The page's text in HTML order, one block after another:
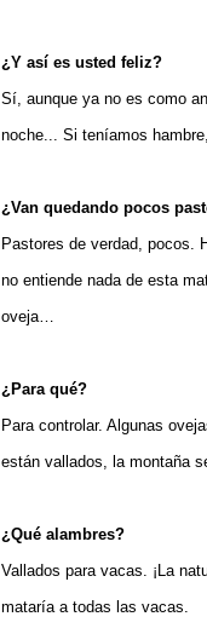
¿Y así es usted feliz?
Sí, aunque ya no es como
noche... Si teníamos
¿Van quedando pocos
Pastores de verdad, pocos.
no entiende nada de esta
oveja…
¿Para qué?
Para controlar. Algunas
están vallados, la montaña
¿Qué alambres?
Vallados para vacas. ¡La
mataría a todas las vacas.